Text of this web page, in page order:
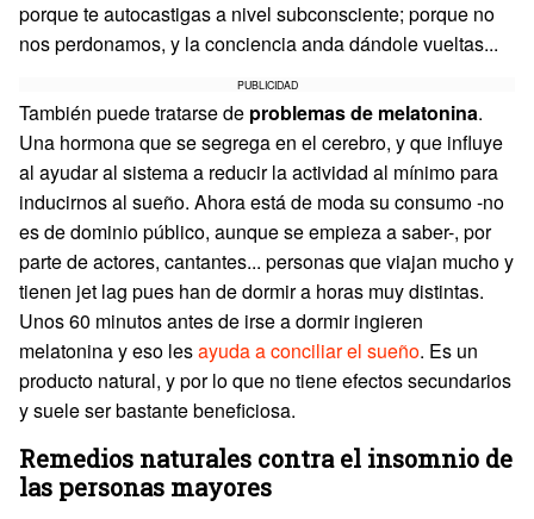
porque te autocastigas a nivel subconsciente; porque no
nos perdonamos, y la conciencia anda dándole vueltas...
PUBLICIDAD
También puede tratarse de problemas de melatonina.
Una hormona que se segrega en el cerebro, y que influye
al ayudar al sistema a reducir la actividad al mínimo para
inducirnos al sueño. Ahora está de moda su consumo -no
es de dominio público, aunque se empieza a saber-, por
parte de actores, cantantes... personas que viajan mucho y
tienen jet lag pues han de dormir a horas muy distintas.
Unos 60 minutos antes de irse a dormir ingieren
melatonina y eso lesayuda a conciliar el sueño. Es un
producto natural, y por lo que no tiene efectos secundarios
y suele ser bastante beneficiosa.
Remedios naturales contra el insomnio de
las personas mayores